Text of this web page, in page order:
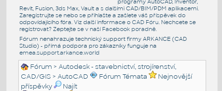
programy AutoCAD, Inventor,
Revit, Fusion, 3ds Max, Vault a s dalšími CAD/BIM/PDM aplikacemi.
Zaregistrujte se nebo se přihlašte a zašlete váš příspěvek do
odpovídajícího fóra. Viz další informace o CAD Fóru. Nechcete se
registrovat? Zeptejte se v naší Facebook poradně.
Fórum nenahrazuje technický support firmy ARKANCE (CAD
Studio) - přímá podpora pro zákazníky funguje na
emea.support.arkance.world
Fórum >Autodesk - stavebnictví, strojírenství,
CAD/GIS >AutoCAD Fórum Témata
Nejnovější
příspěvky
Najít